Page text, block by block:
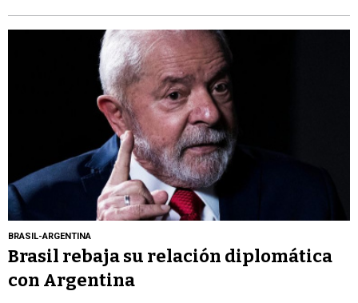
BRASIL-ARGENTINA
Brasil rebaja su relación diplomática
con Argentina